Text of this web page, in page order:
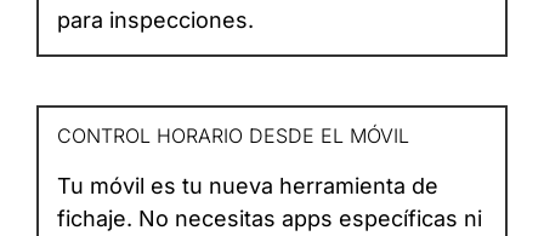
para inspecciones.
CONTROL HORARIO DESDE EL MÓVIL
Tu móvil es tu nueva herramienta de
fichaje. No necesitas apps específicas ni